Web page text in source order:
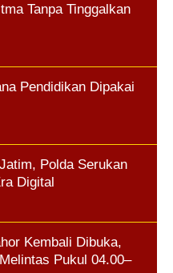
Tanpa Tinggalkan
Pendidikan Dipakai
Polda Serukan
Digital
Kembali Dibuka,
Pukul 04.00–